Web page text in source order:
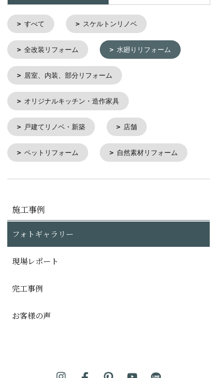
すべて スケルトンリノベ
全改装リフォーム 水廻りリフォーム
居室、内装、部分リフォーム
オリジナルキッチン・造作家具
戸建てリノベ・新築 店舗
ペットリフォーム 自然素材リフォーム
施工事例
フォトギャラリー
現場レポート
完工事例
お客様の声